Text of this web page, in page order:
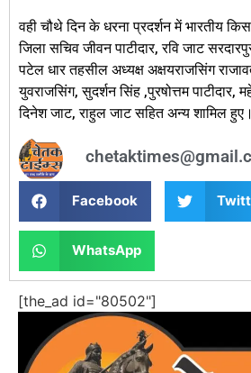
वही चौथे दिन के धरना प्रदर्शन में भारतीय
जिला सचिव जीवन पाटीदार, रवि जाट
पटेल धार तहसील अध्यक्ष अक्षयराजसिंग
युवराजसिंग, सुदर्शन सिंह ,पुरषोत्तम पाटीदार,
दिनेश जाट, राहुल जाट सहित अन्य शामिल हुए।
Facebook
WhatsApp
[the_ad id="80502"]